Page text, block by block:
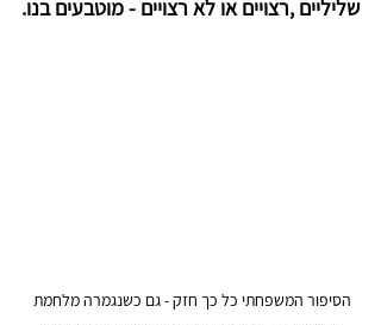
שליליים ,רצויים או לא רצויים - מוטבעים בנו.
הסיפור המשפחתי כל כך חזק - גם כשנגמרה מלחמת